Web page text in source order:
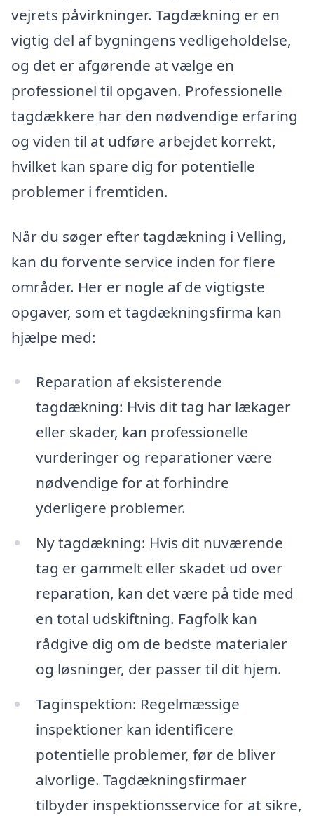
vejrets påvirkninger. Tagdækning er en
vigtig del af bygningens vedligeholdelse,
og det er afgørende at vælge en
professionel til opgaven. Professionelle
tagdækkere har den nødvendige erfaring
og viden til at udføre arbejdet korrekt,
hvilket kan spare dig for potentielle
problemer i fremtiden.
Når du søger efter tagdækning i Velling,
kan du forvente service inden for flere
områder. Her er nogle af de vigtigste
opgaver, som et tagdækningsfirma kan
hjælpe med:
Reparation af eksisterende
tagdækning: Hvis dit tag har lækager
eller skader, kan professionelle
vurderinger og reparationer være
nødvendige for at forhindre
yderligere problemer.
Ny tagdækning: Hvis dit nuværende
tag er gammelt eller skadet ud over
reparation, kan det være på tide med
en total udskiftning. Fagfolk kan
rådgive dig om de bedste materialer
og løsninger, der passer til dit hjem.
Taginspektion: Regelmæssige
inspektioner kan identificere
potentielle problemer, før de bliver
alvorlige. Tagdækningsfirmaer
tilbyder inspektionsservice for at sikre,